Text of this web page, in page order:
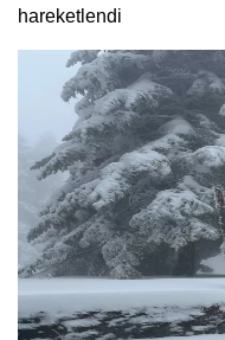
hareketlendi